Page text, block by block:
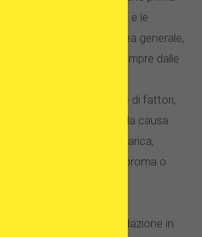
di cura. Le statistiche e le
possono darti un'idea generale,
individuali dipendono sempre dalle
è correlato a una serie di fattori,
hai poco controllo, come la causa
(ad es. scarsa risposta ovarica,
tumori del fibroma o
di successo della fecondazione in